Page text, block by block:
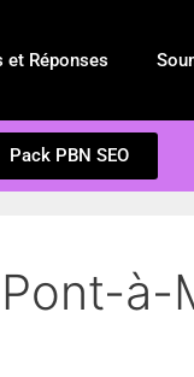
et Réponses
Pack PBN SEO
à-